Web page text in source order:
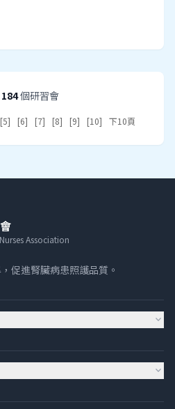
184個研習會
[5] [6] [7] [8] [9] [10] 下10頁
Association
促進腎臟病患照護品質。
expand_more
expand_more